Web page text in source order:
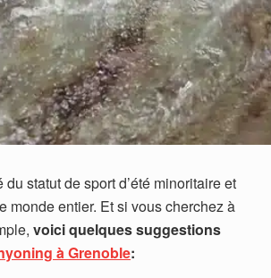
statut de sport d’été minoritaire et
monde entier. Et si vous cherchez à
voici quelques suggestions
à Grenoble: